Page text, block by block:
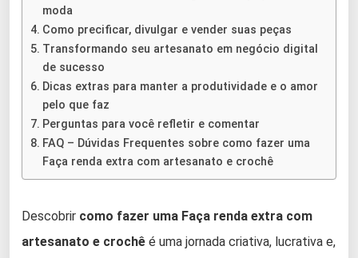
moda
Como precificar, divulgar e vender suas peças
Transformando seu artesanato em negócio digital
de sucesso
Dicas extras para manter a produtividade e o amor
pelo que faz
Perguntas para você refletir e comentar
FAQ – Dúvidas Frequentes sobre como fazer uma
Faça renda extra com artesanato e crochê
Descobrir como fazer uma Faça renda extra com
artesanato e crochê é uma jornada criativa, lucrativa e,